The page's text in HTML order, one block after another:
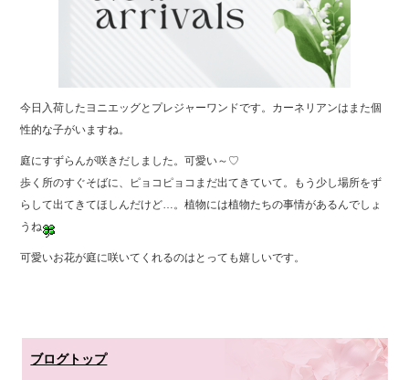
今日入荷したヨニエッグとプレジャーワンドです。カーネリアンはまた個
性的な子がいますね。
庭にすずらんが咲きだしました。可愛い～♡
歩く所のすぐそばに、ピョコピョコまだ出てきていて。もう少し場所をず
らして出てきてほしんだけど…。植物には植物たちの事情があるんでしょ
うね
可愛いお花が庭に咲いてくれるのはとっても嬉しいです。
ブログトップ